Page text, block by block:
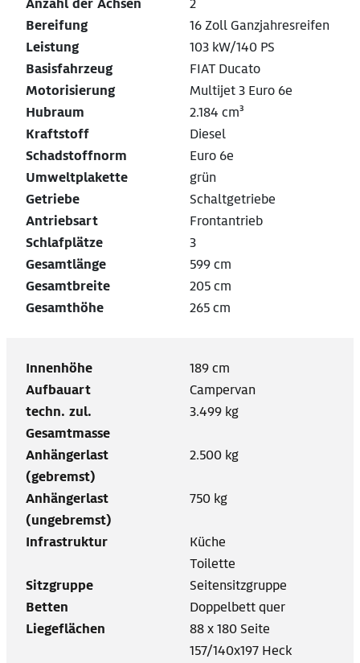
Anzahl der Achsen
2
Bereifung
16 Zoll Ganzjahresreifen
Leistung
103 kW/140 PS
Basisfahrzeug
FIAT Ducato
Motorisierung
Multijet 3 Euro 6e
Hubraum
2.184 cm³
Kraftstoff
Diesel
Schadstoffnorm
Euro 6e
Umweltplakette
grün
Getriebe
Schaltgetriebe
Antriebsart
Frontantrieb
Schlafplätze
3
Gesamtlänge
599 cm
Gesamtbreite
205 cm
Gesamthöhe
265 cm
Innenhöhe
189 cm
Aufbauart
Campervan
techn. zul.
Gesamtmasse
3.499 kg
Anhängerlast
(gebremst)
2.500 kg
Anhängerlast
(ungebremst)
750 kg
Infrastruktur
Küche
Toilette
Sitzgruppe
Seitensitzgruppe
Betten
Doppelbett quer
Liegeflächen
88 x 180 Seite
157/140x197 Heck